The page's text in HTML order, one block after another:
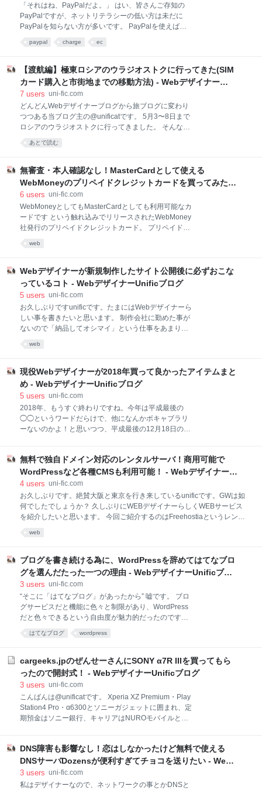
な意見もありますが、会社的にはリモートワーク(在宅
勤務)を導入したくてもできない理由があります。 か
く言う自分の会社もリモートワークを導入したいんで
すけど、様々な要因により導入には至ってません。 理
「それはね、PayPalだよ。」 はい、皆さんご存知の
PayPalですが、ネットリテラシーの低い方は未だに
PayPalを知らない方が多いです。 PayPalを使えばク
るので、最近はPayPalを利用しているサービスがたく
本来難しく、申し込みをする企業の審査・導入するサ
ービスの審査などがあり、初期費用・月額費費用が発
生するものもあります。 できれば色んなユーザーにサ
を整えなくてはいけません。 主な決済方法 クレジット
カード コンビニで購入できるプリペイド式電子マネー
携帯キャリア決済 ※あとECの場合は、代金引換です
ね。 クレジットカード決済は先述にあるPayPalを導入
paypal charge ec
【渡航編】極東ロシアのウラジオストクに行ってきた(SIM
カード購入と市街地までの移動方法) - Webデザイナー
Unificブログ
7 users uni-fic.com
どんどんWebデザイナーブログから旅ブログに変わり
つつある当ブログ主の@unificatです。 5月3〜8日まで
ロシアのウラジオストクに行ってきました。 そんなウ
ラジオストクの魅力を現地レポートを兼ねて雑多な感
じではありますが、報告していきたいと思います。 な
カオ・中国・フィリピン・シンガポール・アメリカへ
は行った事はあり、中でも台灣と香港は結構な頻度で
渡航してるので、近場で海外に行こうにも韓国くらい
行ってないところ多いですが）自分はあまり韓国に興
味なかったので、近場に興味があって行ったことのな
い国がロシアでした。 ロシアと行っても、極東ロシア
のウラジオストクは東京から2時間半で行ける穴場な
た。 発展
あとで読む
無審査・本人確認なし！MasterCardとして使える
WebMoneyのプリペイドクレジットカードを買ってみた！
- WebデザイナーUnificブログ
6 users uni-fic.com
WebMoneyとしてもMasterCardとしても利用可能なカ
ードです という触れ込みでリリースされたWebMoney
社発行のプリペイドクレジットカード。 プリペイド？
するとクレジットカードに事前にチャージして、チャ
ージした分だけ利用できるプリペイド式のクレジット
カードという事です。 クレジットカードが後払いだと
事になります。 （各銀行が発行しているデビットカー
ドは即払いになります） VISAのプリペイドクレジット
カード 類似サービスとして既に Vプリカ（ライフカー
ド） バニラVISAオンライン（SBIカード） ドコモ口座
web
Webデザイナーが新規制作したサイト公開後に必ずおこな
っているコト - WebデザイナーUnificブログ
5 users uni-fic.com
お久しぶりですunificです。たまにはWebデザイナーら
しい事を書きたいと思います。 制作会社に勤めた事が
ないので「納品してオシマイ」という仕事をあまりや
なと思ってます。 個人的には自分が制作を手掛けた
Webサイトは、最低限のグロースハックは手掛けたい
と思ってます。 そこでWebサイト制作→公開後におこ
ウェブマスターツールに登録 当たり前の事ですがウェ
ブマスターツールに登録です。それに伴いサイトマッ
プ生成や適切なrobots.txtの設置もおこないます。
もあるしRSSも配信してるので内々の作業は簡単です
ね。 www.google.co
web
現役Webデザイナーが2018年買って良かったアイテムまと
め - WebデザイナーUnificブログ
5 users uni-fic.com
2018年、もうすぐ終わりですね。今年は平成最後の
◯◯というワードだらけで、他になんかボキャブラリ
ーないのかよ！と思いつつ、平成最後の12月18日のブ
ォークマン WM1シリーズ ブラック NW-WM1A B 出版
社/メーカー: Sony メディア: エレクトロニクス この商
品を含むブログを見る 移動中音楽聴いて過ごすことが
多いのですが、最近のスマートフォンはBluetoothだ
し、そもそも音質が微妙なのでWALKMANを購入。 本
当はNW-WM1Zが欲しかったのですが30万円くらいす
イズミラーレス一眼 α7RM3 ボディ ILCE-7RM3 出版
無料で独自ドメイン対応のレンタルサーバ！商用可能で
WordPressなど各種CMSも利用可能！ - Webデザイナー
Unificブログ
4 users uni-fic.com
お久しぶりです。絶賛大阪と東京を行き来しているunificです。GWは如
何でしたでしょうか？ 久しぶりにWEBデザイナーらしくWEBサービス
を紹介したいと思います。 今回ご紹介するのはFreehostiaというレンタ
5,000MB Lovebeat・・・ディスク容量12,000MB Winldhoney・・・デ
ィスク容量35,000MB Supernatural・・・ディスク容量90,000MB と、
ユニークなプラン名が付いた5つのプランがあります。 （詳しくはプラ
プラン)は無料で商
web
ブログを書き続ける為に、WordPressを辞めてはてなブロ
グを選んだたった一つの理由 - WebデザイナーUnificブロ
グ
3 users uni-fic.com
“そこに「はてなブログ」があったから” 嘘です。 ブロ
グサービスだと機能に色々と制限があり、WordPress
だと色々できるという自由度が魅力的だったのです
が、逆に色々できるという点に魅了され、本来のブロ
グを書くというのに集中できなかった事が多く、単純
専念できるんじゃないかなぁと思いました。 人間が変
わる環境は３つしかない 経営コンサルタントとして有
名な大前研一さんが下記の様な名言を言っています。
を変える。 ２番目は住む場所を変える。 ３番目はつき
あう人を変える。 この３つの要素でしか人間は変わら
ない。 最も無意味なのは『決意を新たにする』こと
は「決意を新たにする」で、もっとも無意味な事でし
た。 現に自分は約一ヶ月間決意を新たにし
はてなブログ wordpress
cargeeks.jpのぜんせーさんにSONY α7R IIIを買ってもら
ったので開封式！ - WebデザイナーUnificブログ
3 users uni-fic.com
こんばんは@unificatです。 Xperia XZ Premium・Play
Station4 Pro・α6300とソニーガジェットに囲まれ、定
期預金はソニー銀行、キャリアはNUROモバイルとソ
いちWebデザイナーの僕がサクっと手が出させるもの
ではありません。 そんなウジウジ悩んでた僕を見た、
ぱくたそカメラマン仲間であるcargeeks.jpのぜんせー
さんが、 「アメックスのポイント貯まってるからポイ
DNS障害も影響なし！恋はしなかったけど無料で使える
DNSサーバDozensが便利すぎてチョコを送りたい - Web
デザイナーUnificブログ
3 users uni-fic.com
私はデザイナーなので、ネットワークの事とかDNSと